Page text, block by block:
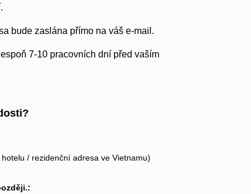
bude zaslána přímo na váš e-mail.
7-10 pracovních dní před vaším
/ rezidenční adresa ve Vietnamu)